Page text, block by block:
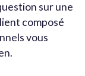
sur une
composé
vous